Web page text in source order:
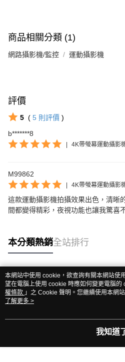
商品相關分類 (1)
網路攝影機/監控 運動攝影機
評價
5 ( 5 則評價 )
b*******8
4K帶螢幕運動攝影
M99862
4K帶螢幕運動攝影
這款運動攝影機拍攝效果出色，清晰
間都變得精彩，夜視功能也讓我驚喜
本分類熱銷全站排行
熱門標籤
本網站中使用 cookie，欲查詢有關本網站使
望在電腦上使用 cookie 時應如何變更電腦的
權條款 」之 Cookie 聲明。您繼續使用本網
用條款之 Cookie 聲明使用 cookie。
了解更多 >
我知道